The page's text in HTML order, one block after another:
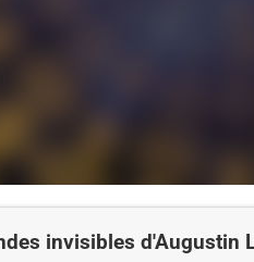
invisibles d'Augustin